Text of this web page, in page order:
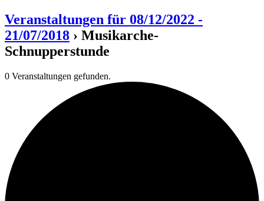
Veranstaltungen für 08/12/2022 -
21/07/2018 › Musikarche-
Schnupperstunde
0 Veranstaltungen gefunden.